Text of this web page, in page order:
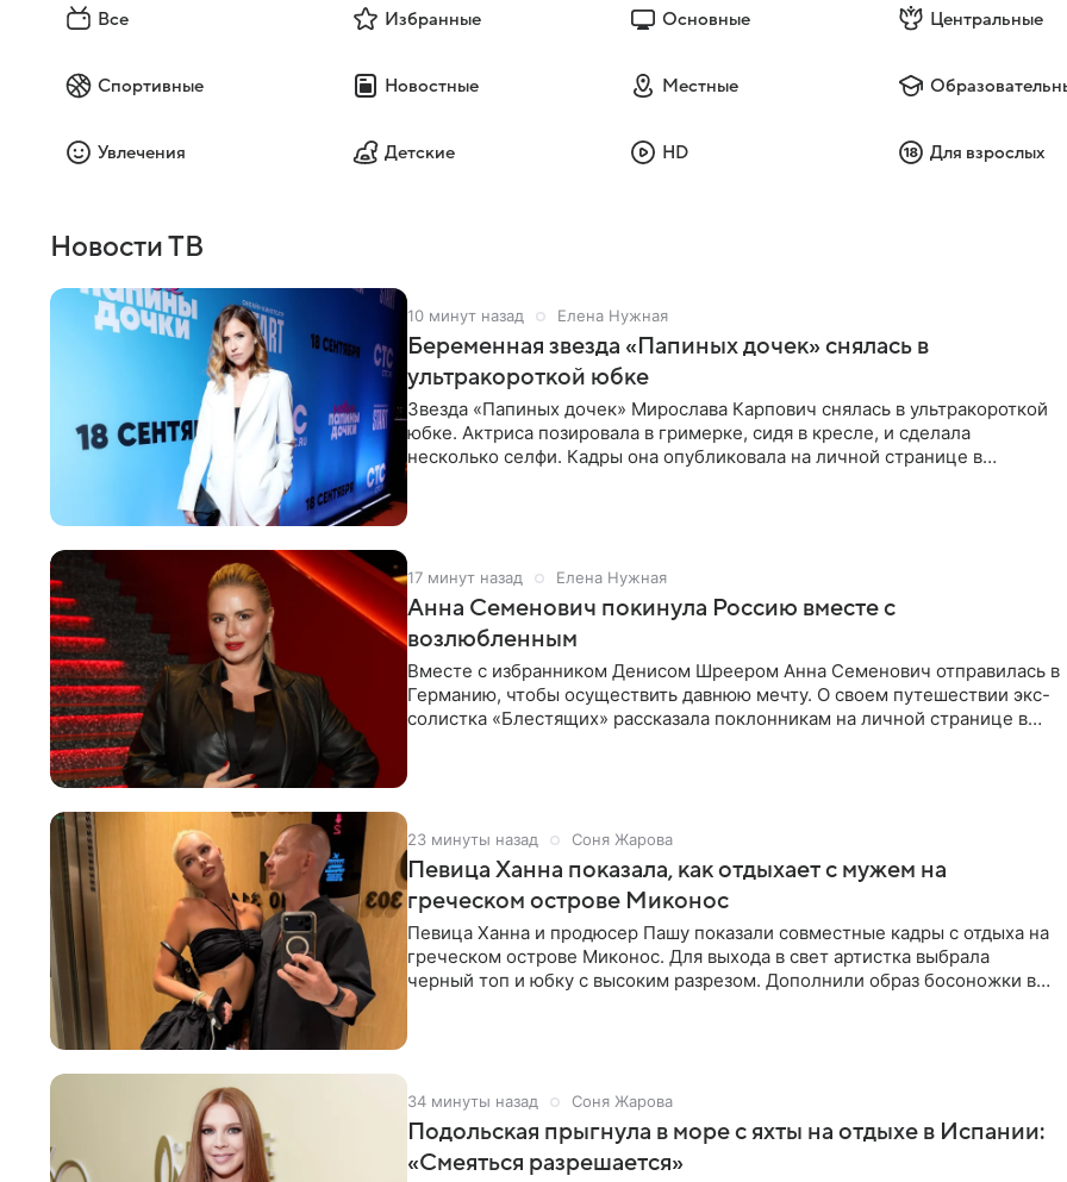
Все Избранные Основные Центральные
Спортивные Новостные Местные
Увлечения Детские HD Для взрослых
Новости ТВ
10 минут назад Елена Нужная
Беременная звезда «Папиных дочек» снялась в
ультракороткой юбке
Звезда «Папиных дочек» Мирослава Карпович снялась в ультракороткой
юбке. Актриса позировала в гримерке, сидя в кресле, и сделала
несколько селфи. Кадры она опубликовала на личной странице в
17 минут назад Елена Нужная
Анна Семенович покинула Россию вместе с
возлюбленным
Вместе с избранником Денисом Шреером Анна Семенович отправилась в
Германию, чтобы осуществить давнюю мечту. О своем путешествии экс-
солистка «Блестящих» рассказала поклонникам на личной странице в
23 минуты назад Соня Жарова
Певица Ханна показала, как отдыхает с мужем на
греческом острове Миконос
Певица Ханна и продюсер Пашу показали совместные кадры с отдыха на
греческом острове Миконос. Для выхода в свет артистка выбрала
черный топ и юбку с высоким разрезом. Дополнили образ босоножки в
34 минуты назад Соня Жарова
Подольская прыгнула в море с яхты на отдыхе в Испании:
«Смеяться разрешается»